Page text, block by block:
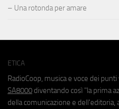
– Una rotonda per amare
ETICA
RadioCoop, musica e voce dei
SA8000 diventando così "la prima
della comunicazione e dell'editoria,